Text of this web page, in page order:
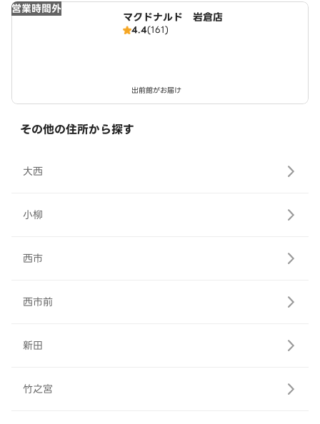
営業時間外
マクドナルド 岩倉店
4.4(161)
出前館がお届け
その他の住所から探す
大西
小柳
西市
西市前
新田
竹之宮